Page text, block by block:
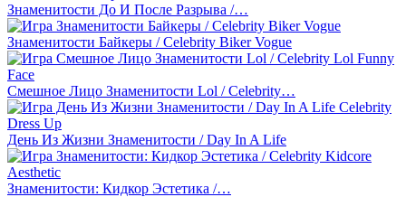
Знаменитости До И После Разрыва /…
Знаменитости Байкеры / Celebrity Biker Vogue
Смешное Лицо Знаменитости Lol / Celebrity…
День Из Жизни Знаменитости / Day In A Life
Знаменитости: Кидкор Эстетика /…